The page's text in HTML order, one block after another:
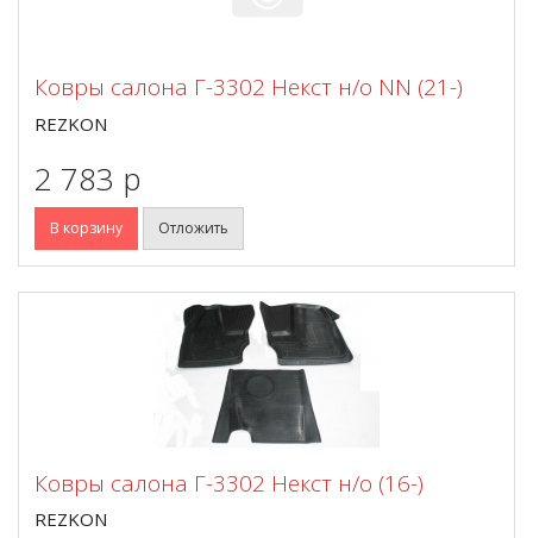
Ковры салона Г-3302 Некст н/о NN (21-)
REZKON
2 783 p
В корзину Отложить
Ковры салона Г-3302 Некст н/о (16-)
REZKON